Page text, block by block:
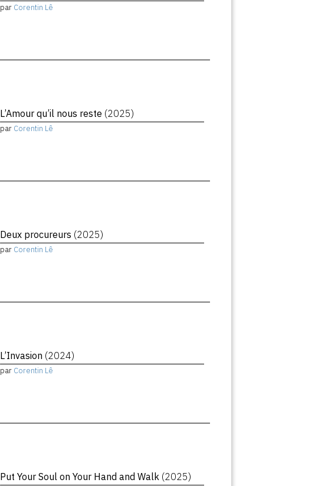
par Corentin Lê
L’Amour qu’il nous reste (2025)
par Corentin Lê
Deux procureurs (2025)
par Corentin Lê
L’Invasion (2024)
par Corentin Lê
Put Your Soul on Your Hand and Walk (2025)